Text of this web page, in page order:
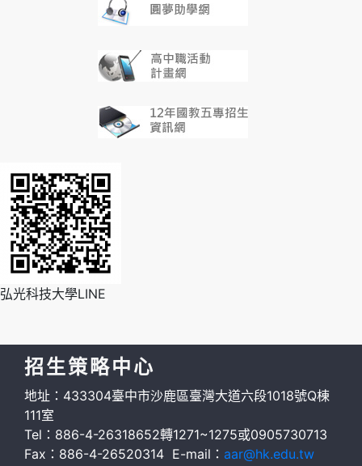
弘光科技大學LINE
招生策略中心
地址：433304臺中市沙鹿區臺灣大道六段1018號Q棟
111室
Tel：886-4-26318652轉1271~1275或0905730713
Fax：886-4-26520314 E-mail： aar@hk.edu.tw